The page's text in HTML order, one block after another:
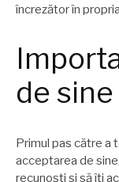
încrezător în
de sine
Primul pas către a
acceptarea de
recunoști și să îți